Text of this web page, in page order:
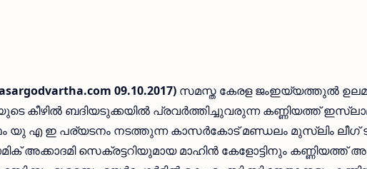
09.10.2017) സമസ്ത കേരള ജംഇയ്യത്തുല്‍
കീഴില്‍ ബദിയടുക്കയില്‍ പ്രവര്‍ത്തിച്ചുവരുന്ന കണ്ണിയത്ത്
യു എ ഇ പര്യടനം നടത്തുന്ന കാസര്‍കോട് മണ്ഡലം മുസ്ലിം ലീഗ്
അക്കാദമി സെക്രട്ടറിയുമായ മാഹിന്‍ കേളോട്ടിനും കണ്ണിയത്ത്